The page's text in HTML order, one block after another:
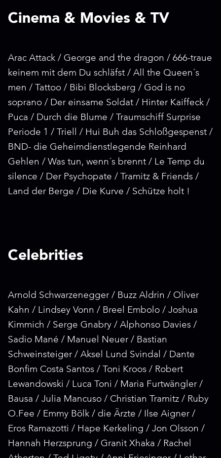
Cinema & Movies & TV
Arac Attack / George and the dragon / 666-traue
keinem mit dem Du schläfst / All the Queen´s
men / Tattoo / Bibi Blocksberg / God is no
soprano / Der einsame Soldat / Hinter Kaiffeck /
Puca / Durch die Blume / Traumschiff Surprise
Periode 1 / Triell / Hui Buh das Schloßgespenst /
BND- die Geheimdienstlegende Reinhard
Gehlen / Was tun, wenn´s brennt / Le Temp du
silence / Der Psychopate / Tramitz & Friends /
Land der Berge / Die Kurve / Schütze holt !
Celebrities
Arnold Schwarzenegger / Buzz Aldrin / Oliver
Kahn / Lindsey Vonn / Breel Embolo / Joshua
Kimmich / Serge Gnabry / Alphonso Davies /
Sadio Mané / Manuel Neuer / Bastian
Schweinsteiger / Aksel Lund Svindal / Dante
Bonfim Costa Santos / Toni Kroos / Robert
Lewandowski / Luca Toni / Maria Furtwängler /
Bausa / Julia Mancuso / Christian Tramitz / Ruby
O.Fee / Emmy Bölk / die Ärzte / Ilse Aigner /
Eros Ramazotti / Hape Kerkeling / Jon Olsson /
Hannah Herzsprung / Granit Xhaka / Rachel